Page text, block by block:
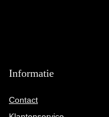
Informatie
Contact